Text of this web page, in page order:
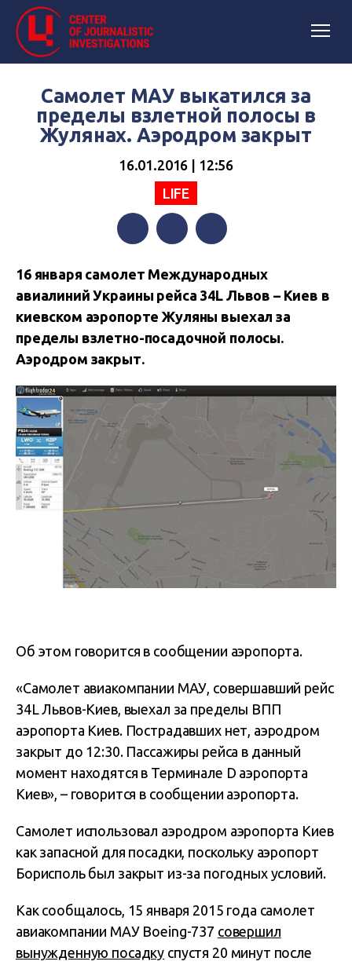
Самолет МАУ выкатился за
пределы взлетной полосы в
Жулянах. Аэродром закрыт
16.01.2016 | 12:56
LIFE
16 января самолет Международных
авиалиний Украины рейса 34L Львов – Киев в
киевском аэропорте Жуляны выехал за
пределы взлетно-посадочной полосы.
Аэродром закрыт.
Об этом говорится в сообщении аэропорта.
«Самолет авиакомпании МАУ, совершавший рейс
34L Львов-Киев, выехал за пределы ВПП
аэропорта Киев. Пострадавших нет, аэродром
закрыт до 12:30. Пассажиры рейса в данный
момент находятся в Терминале D аэропорта
Киев», – говорится в сообщении аэропорта.
Самолет использовал аэродром аэропорта Киев
как запасной для посадки, поскольку аэропорт
Борисполь был закрыт из-за погодных условий.
Как сообщалось, 15 января 2015 года самолет
авиакомпании МАУ Boeing-737 совершил
вынужденную посадку спустя 20 минут после